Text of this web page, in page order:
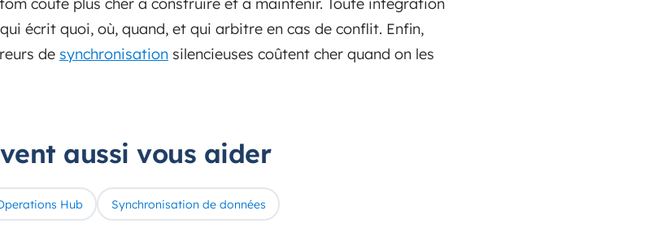
écrit quoi, où, quand, et qui arbitre en cas de conflit. Enfin,
de synchronisation silencieuses coûtent cher quand on les
aussi vous aider
Hub Synchronisation de données